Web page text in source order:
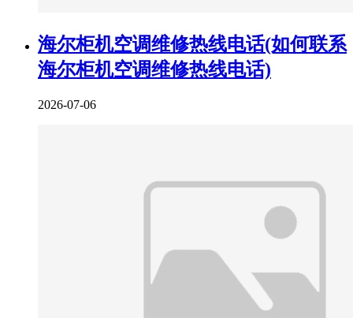
海尔柜机空调维修热线电话(如何联系
海尔柜机空调维修热线电话)
2026-07-06